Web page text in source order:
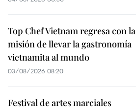
Top Chef Vietnam regresa con la
misión de llevar la gastronomía
vietnamita al mundo
03/08/2026 08:20
Festival de artes marciales